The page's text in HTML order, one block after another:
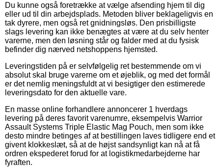
Du kunne også foretrække at vælge afsending hjem til dig
eller ud til din arbejdsplads. Metoden bliver beklageligvis en
tak dyrere, men også ret gnidningsløs. Den prisbilligste
slags levering kan ikke benægtes at være at du selv henter
varerne, men den løsning står og falder med at du fysisk
befinder dig nærved netshoppens hjemsted.
Leveringstiden på er selvfølgelig ret bestemmende om vi
absolut skal bruge varerne om et øjeblik, og med det formål
er det nemlig meningsfuldt at vi besigtiger den estimerede
leveringsdato for den aktuelle vare.
En masse online forhandlere annoncerer 1 hverdags
levering på deres favorit varenumre, eksempelvis Warrior
Assault Systems Triple Elastic Mag Pouch, men som ikke
desto mindre betinges af at bestillingen laves tidligere end et
givent klokkeslæt, så at de højst sandsynligt kan nå at få
ordren ekspederet forud for at logistikmedarbejderne har
fyraften.